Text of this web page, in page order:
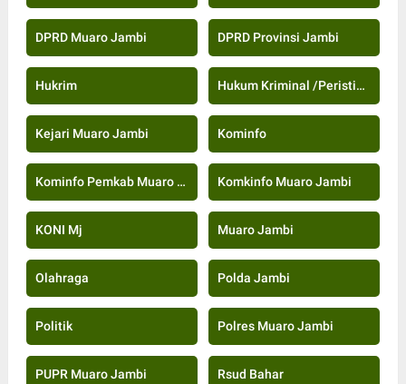
DPRD Muaro Jambi DPRD Provinsi Jambi
Hukrim Hukum Kriminal /Peristiwa
Kejari Muaro Jambi Kominfo
Kominfo Pemkab Muaro Jambi Komkinfo Muaro Jambi
KONI Mj Muaro Jambi
Olahraga Polda Jambi
Politik Polres Muaro Jambi
PUPR Muaro Jambi Rsud Bahar